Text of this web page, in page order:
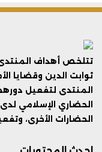
تتلخص أهداف
ثوابت الدين وقضايا
المنتدى لتفعيل
الحضاري الإسلامي
الحضارات الأخرى،